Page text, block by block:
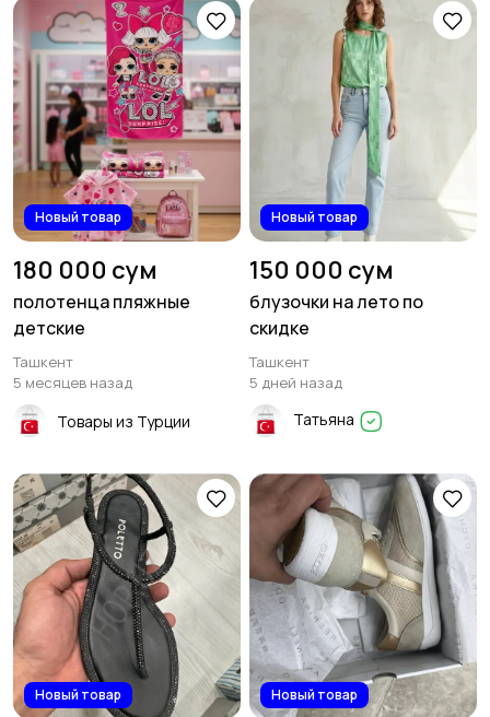
Новый товар
180 000 сум
полотенца пляжные
детские
Ташкент
5 месяцев назад
Товары из Турции
Новый товар
150 000 сум
блузочки на лето по
скидке
Ташкент
5 дней назад
Татьяна
Новый товар Новый товар